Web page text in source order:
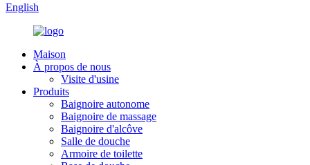
English
Maison
À propos de nous
Visite d'usine
Produits
Baignoire autonome
Baignoire de massage
Baignoire d'alcôve
Salle de douche
Armoire de toilette